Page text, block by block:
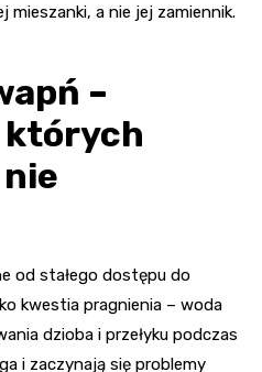
mieszanki, a nie jej zamiennik.
–
których
od stałego dostępu do
kwestia pragnienia – woda
dzioba i przełyku podczas
i zaczynają się problemy